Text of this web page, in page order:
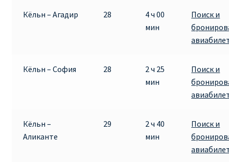
Кёльн – Агадир 28
4 ч 00
мин
Поиск и
Кёльн – София 28
2 ч 25
мин
Поиск и
Кёльн –
Аликанте
29
2 ч 40
мин
Поиск и